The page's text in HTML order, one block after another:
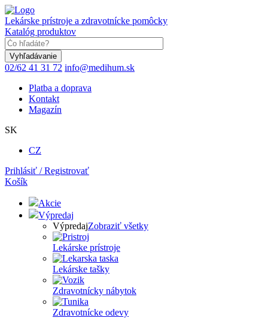
Skočiť
na
hlavný
obsah
Lekárske prístroje a zdravotnícke pomôcky
Katalóg produktov
02/62 41 31 72 info@medihum.sk
Platba a doprava
Kontakt
Magazín
SK
CZ
Prihlásiť / Registrovať
Košík
Akcie
Výpredaj
VýpredajZobraziť všetky
Lekárske prístroje
Lekárske tašky
Zdravotnícky nábytok
Zdravotnícke odevy